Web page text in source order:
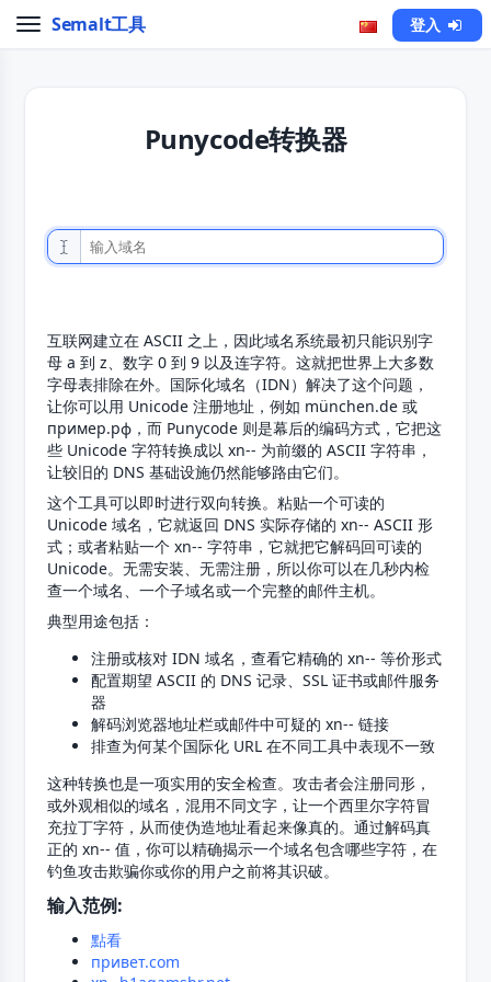
Semalt工具 登入
Punycode转换器
互联网建立在 ASCII 之上，因此域名系统最初只能识别字
母 a 到 z、数字 0 到 9 以及连字符。这就把世界上大多数
字母表排除在外。国际化域名（IDN）解决了这个问题，
让你可以用 Unicode 注册地址，例如 münchen.de 或
пример.рф，而 Punycode 则是幕后的编码方式，它把这
些 Unicode 字符转换成以 xn-- 为前缀的 ASCII 字符串，
让较旧的 DNS 基础设施仍然能够路由它们。
这个工具可以即时进行双向转换。粘贴一个可读的
Unicode 域名，它就返回 DNS 实际存储的 xn-- ASCII 形
式；或者粘贴一个 xn-- 字符串，它就把它解码回可读的
Unicode。无需安装、无需注册，所以你可以在几秒内检
查一个域名、一个子域名或一个完整的邮件主机。
典型用途包括：
注册或核对 IDN 域名，查看它精确的 xn-- 等价形式
配置期望 ASCII 的 DNS 记录、SSL 证书或邮件服务
器
解码浏览器地址栏或邮件中可疑的 xn-- 链接
排查为何某个国际化 URL 在不同工具中表现不一致
这种转换也是一项实用的安全检查。攻击者会注册同形，
或外观相似的域名，混用不同文字，让一个西里尔字符冒
充拉丁字符，从而使伪造地址看起来像真的。通过解码真
正的 xn-- 值，你可以精确揭示一个域名包含哪些字符，在
钓鱼攻击欺骗你或你的用户之前将其识破。
输入范例:
點看
привет.com